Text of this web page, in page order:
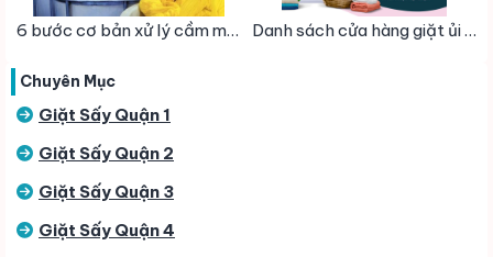
6 bước cơ bản xử lý cầm màu vải – Giặt Là CAPY Danh sách cửa hàng giặt ủi gần đây nhất – Giặt Là CAPY
Chuyên Mục
Giặt Sấy Quận 1
Giặt Sấy Quận 2
Giặt Sấy Quận 3
Giặt Sấy Quận 4